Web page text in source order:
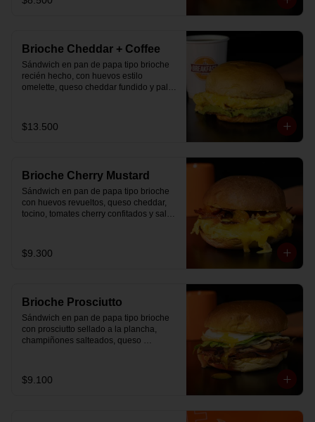
Brioche Cheddar + Coffee
Sándwich en pan de papa tipo brioche
recién hecho, con huevos estilo
omelette, queso cheddar fundido y palta,
Se envía en bolsa delivery.
$13.500
Brioche Cherry Mustard
Sándwich en pan de papa tipo brioche
con huevos revueltos, queso cheddar,
tocino, tomates cherry confitados y salsa
$9.300
Brioche Prosciutto
Sándwich en pan de papa tipo brioche
con prosciutto sellado a la plancha,
champiñones salteados, queso
$9.100